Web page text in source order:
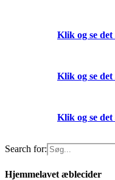
Klik og se
Klik og se
Klik og se
Search for:
Hjemmelavet æblecider